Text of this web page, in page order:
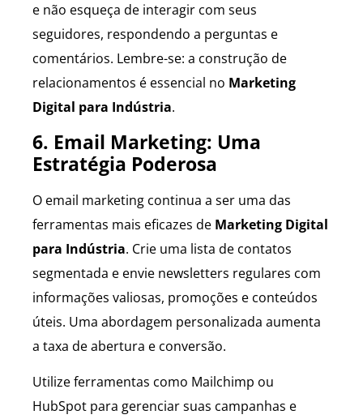
e não esqueça de interagir com seus
seguidores, respondendo a perguntas e
comentários. Lembre-se: a construção de
relacionamentos é essencial no Marketing
Digital para Indústria.
6. Email Marketing: Uma
Estratégia Poderosa
O email marketing continua a ser uma das
ferramentas mais eficazes de Marketing Digital
para Indústria. Crie uma lista de contatos
segmentada e envie newsletters regulares com
informações valiosas, promoções e conteúdos
úteis. Uma abordagem personalizada aumenta
a taxa de abertura e conversão.
Utilize ferramentas como Mailchimp ou
HubSpot para gerenciar suas campanhas e